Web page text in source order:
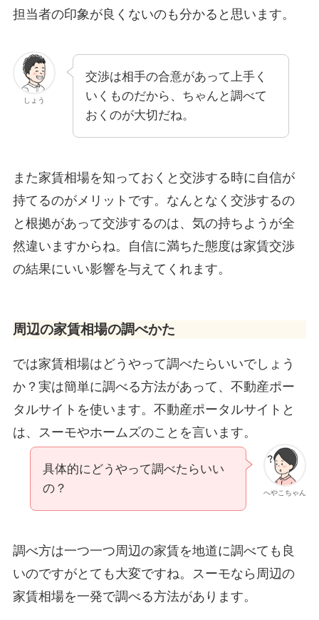
担当者の印象が良くないのも分かると思います。
しょう
交渉は相手の合意があって上手く
いくものだから、ちゃんと調べて
おくのが大切だね。
また家賃相場を知っておくと交渉する時に自信が
持てるのがメリットです。なんとなく交渉するの
と根拠があって交渉するのは、気の持ちようが全
然違いますからね。自信に満ちた態度は家賃交渉
の結果にいい影響を与えてくれます。
周辺の家賃相場の調べかた
では家賃相場はどうやって調べたらいいでしょう
か？実は簡単に調べる方法があって、不動産ポー
タルサイトを使います。不動産ポータルサイトと
は、スーモやホームズのことを言います。
へやこちゃん
具体的にどうやって調べたらいい
の？
調べ方は一つ一つ周辺の家賃を地道に調べても良
いのですがとても大変ですね。スーモなら周辺の
家賃相場を一発で調べる方法があります。